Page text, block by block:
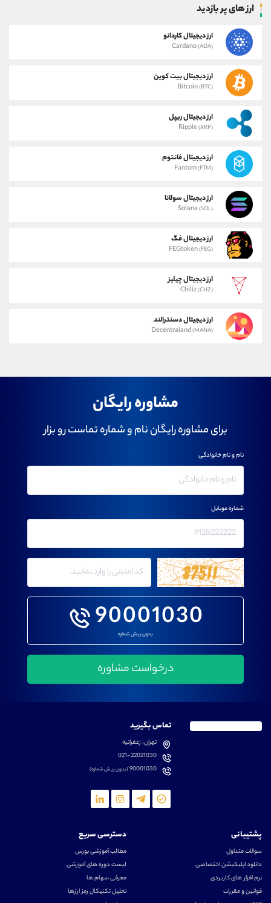
ارز های پر بازدید
ارز دیجیتال کاردانو
Cardano(ADA)
ارز دیجیتال بیت کوین
Bitcoin(BTC)
ارز دیجیتال ریپل
Ripple(XRP)
ارز دیجیتال فانتوم
Fantom(FTM)
ارز دیجیتال سولانا
Solana (SOL)
ارز دیجیتال فگ
FEGtoken(FEG)
ارز دیجیتال چیلیز
Chiliz(CHZ)
ارز دیجیتال دسنترالند
Decentraland(MANA)
مشاوره رایگان
برای مشاوره رایگان نام و شماره تماست رو بزار
90001030
بدون پیش شماره
نام و نام خانوادگی
شماره موبایل
تماس بگیرید
تهران، زعفرانیه
021-22021030
90001030(بدون پیش شماره)
پشتیبانی
سوالات متداول
دانلود اپلیکیشن اختصاصی
نرم افزار های کاربردی
قوانین و مقررات
دسترسی سریع
مطالب آموزشی بورس
لیست دوره های آموزشی
معرفی سهام ها
تحلیل تکنیکال رمز ارزها